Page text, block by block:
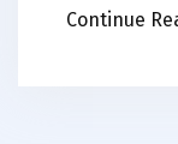
Continue